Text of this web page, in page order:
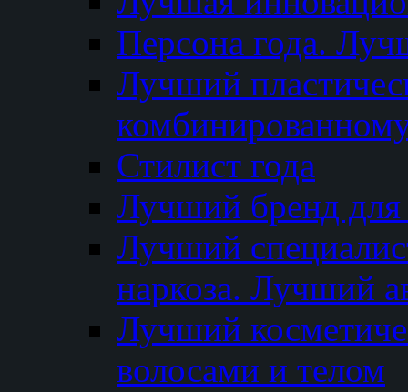
Персона года.
Лучший
Стилист года
Лучший бренд
Лучший
наркоза. Лучший
Лучший
волосами и телом